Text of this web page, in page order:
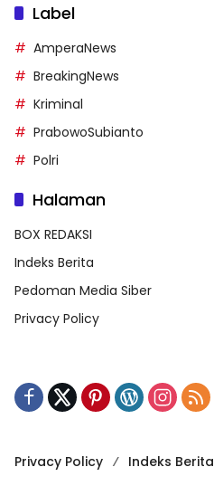
Label
AmperaNews
BreakingNews
Kriminal
PrabowoSubianto
Polri
Halaman
BOX REDAKSI
Indeks Berita
Pedoman Media Siber
Privacy Policy
Privacy Policy Indeks Berita